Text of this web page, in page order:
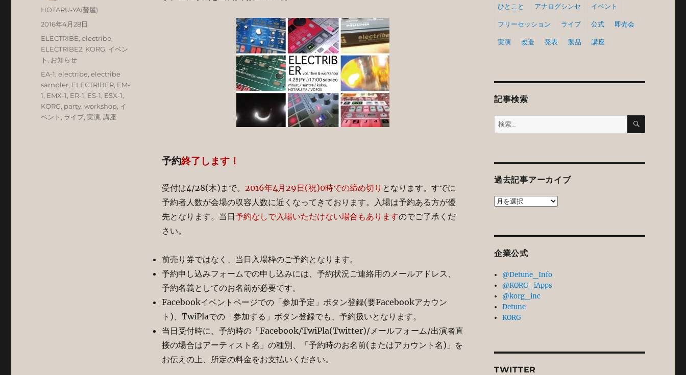
予約終了します！
受付は4/28(木)まで。 2016年4月29日(祝)0時での締め切り となります。すでに
予約者人数が会場の収容人数に近くなってきております。入場は予約ある方が優
先となります。当日予約なしで入場いただけない場合もありますのでご了承くだ
さい。
前売り券ではなく、当日入場枠のご予約となります。
予約申し込みフォームでの申し込みには、予約状況ご連絡用のメールアドレス、
予約名義としてのお名前が必要です。
Facebookイベントページでの「参加予定」ボタン登録(要Facebookアカウン
ト)、TwiPlaでの「参加する」ボタン登録でも、予約扱いとなります。
当日受付時に、予約時の「Facebook/TwiPla(Twitter)/メールフォーム/出演者直
接の場合はアーティスト名」の種別、「予約時のお名前(またはアカウント名)」を
お伝えの上、所定の料金をお支払いください。
投
HOTARU-YA(螢屋)
投
2016年4月28日
カ
テ
ゴ
ELECTRIBE,electribe,
ELECTRIBE2, KORG, イベン
ト , お知らせ
タ
グ
EA-1,electribe,electribe
sampler, ELECTRIBER, EM-
1, EMX-1, ER-1, ES-1, ESX-1,
KORG, party,workshop, イ
ベント , ライブ,実演,講座
ひとこと アナログシンセ イベント
フリーセッション ライブ 公式 即売会
実演 改造 発表 製品 講座
記事検索
検
索:
検
過去記事アーカイブ
過
ー
イ
ブ
企業公式
@Detune_Info
@KORG_iApps
@korg_inc
Detune
KORG
TWITTER